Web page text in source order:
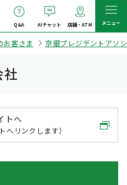
Q&A AIチャット 店舗・ATM メニュー
お客さま 京銀プレジデントアソ
トへ
へリンクします）